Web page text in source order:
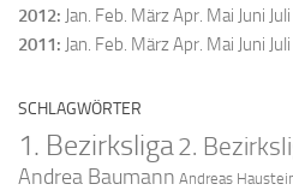
2012: Jan. Feb. MärzApr. Mai Juni Juli
2011: Jan. Feb. MärzApr. Mai Juni Juli
SCHLAGWÖRTER
1. Bezirksliga2.
Andrea Baumann Andreas